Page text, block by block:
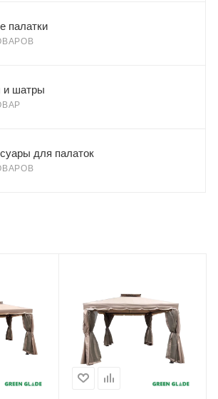
палатки
и шатры
для палаток